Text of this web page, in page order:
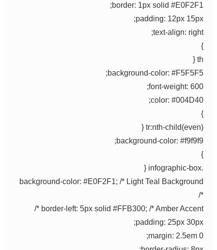
border: 1px solid
padding: 12px
text-align:
background-color:
font-weight:
color:
tr:nth-child(even)
background-color:
background-color: #E0F2F1; /* Light Teal
border-left: 5px solid #FFB300; /* Amber Accent
padding: 25px
margin: 2.5em